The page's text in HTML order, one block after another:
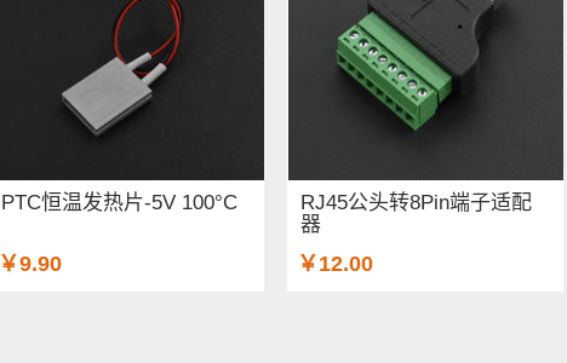
PTC恒温发热片-5V 100°C
￥9.90
RJ45公头转8Pin端子适配
器
￥12.00